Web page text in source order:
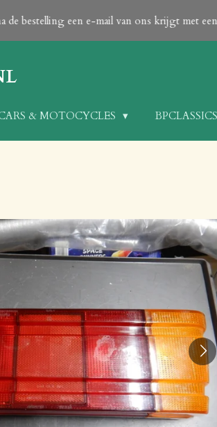
de bestelling een e-mail van ons krijgt met
& MOTOCYCLES